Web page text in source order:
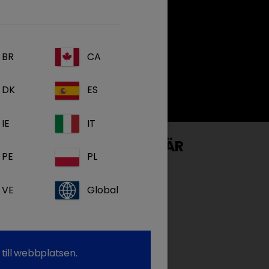
INTAKT TARMBARRIÄR
disorders
BR CA
DK ES
IE IT
PE PL
VE Global
webbplatsen.